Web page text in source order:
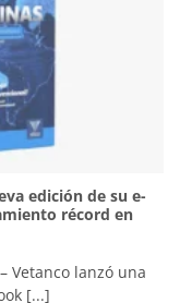
edición de su e-
récord en
Vetanco lanzó una
[...]